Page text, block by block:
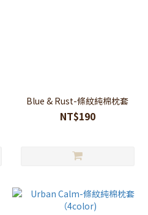
Blue & Rust-條紋純棉枕套
NT$190